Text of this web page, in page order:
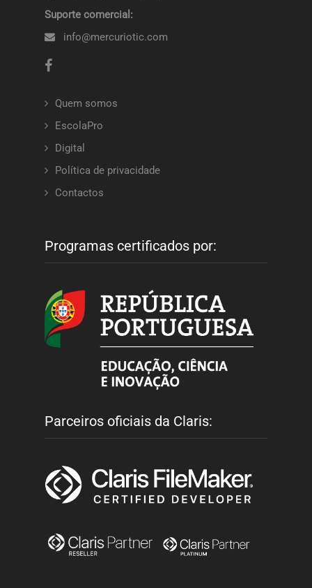
Suporte comercial:
info@mercuriotic.com
Quem somos
EscolaPro
Digital
Política de privacidade
Contactos
Programas certificados por:
Parceiros oficiais da Claris: